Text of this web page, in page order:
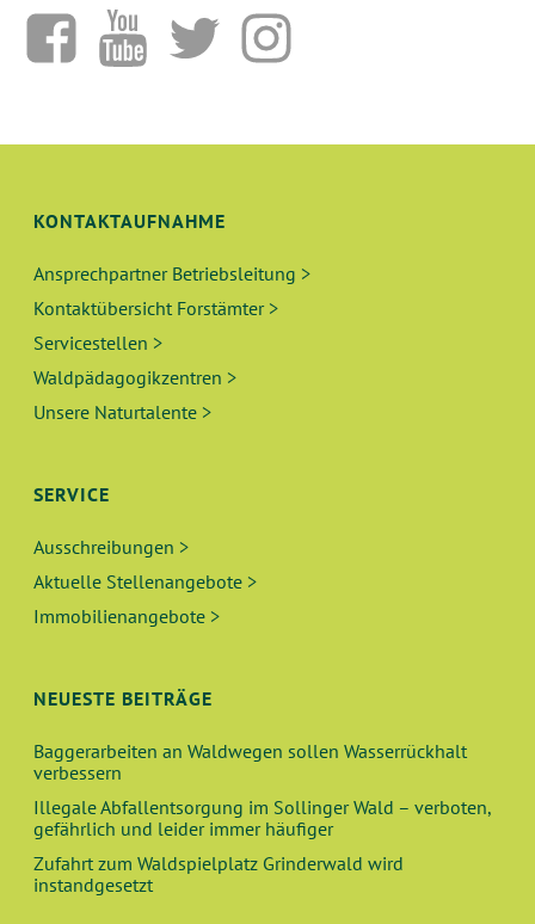
KONTAKTAUFNAHME
Ansprechpartner Betriebsleitung >
Kontaktübersicht Forstämter >
Servicestellen >
Waldpädagogikzentren >
Unsere Naturtalente >
SERVICE
Ausschreibungen >
Aktuelle Stellenangebote >
Immobilienangebote >
NEUESTE BEITRÄGE
Baggerarbeiten an Waldwegen sollen Wasserrückhalt
verbessern
Illegale Abfallentsorgung im Sollinger Wald – verboten,
gefährlich und leider immer häufiger
Zufahrt zum Waldspielplatz Grinderwald wird
instandgesetzt